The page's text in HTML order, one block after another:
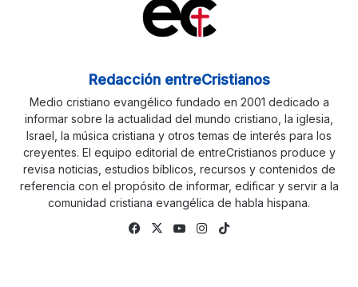
Redacción entreCristianos
Medio cristiano evangélico fundado en 2001 dedicado a
informar sobre la actualidad del mundo cristiano, la iglesia,
Israel, la música cristiana y otros temas de interés para los
creyentes. El equipo editorial de entreCristianos produce y
revisa noticias, estudios bíblicos, recursos y contenidos de
referencia con el propósito de informar, edificar y servir a la
comunidad cristiana evangélica de habla hispana.
Facebook
X YouTubeInstagram